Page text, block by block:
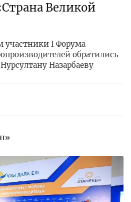
Великой
участники I Форума
обратились
Назарбаеву